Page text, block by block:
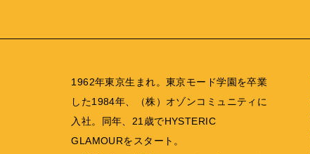
1962年東京生まれ。東京モード学園を卒業
した1984年、（株）オゾンコミュニティに
入社。 同年、21歳でHYSTERIC
GLAMOURをスタート。